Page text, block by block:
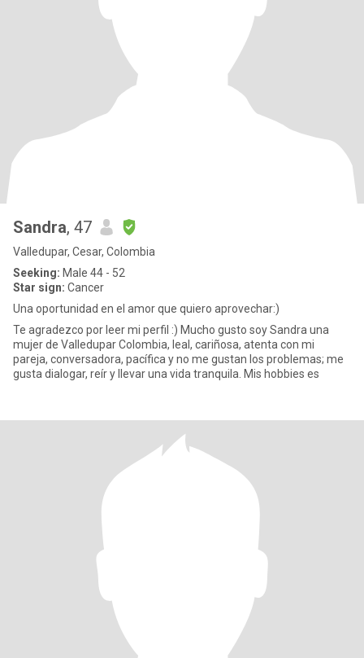
Sandra, 47
Valledupar, Cesar, Colombia
Seeking: Male 44 - 52
Star sign: Cancer
Una oportunidad en el amor que quiero aprovechar:)
Te agradezco por leer mi perfil :) Mucho gusto soy Sandra una
mujer de Valledupar Colombia, leal, cariñosa, atenta con mi
pareja, conversadora, pacífica y no me gustan los problemas; me
gusta dialogar, reír y llevar una vida tranquila. Mis hobbies es